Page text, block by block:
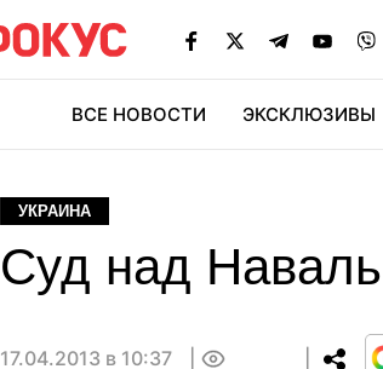
ВСЕ НОВОСТИ ЭКСКЛЮЗИВЫ
УКРАИНА
Суд над
17.04.2013 в 10:37